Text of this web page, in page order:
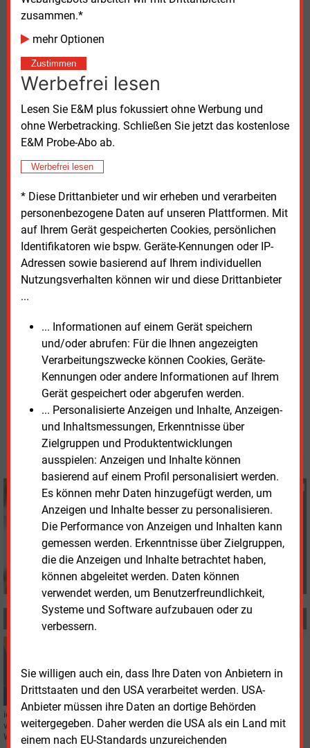
zusammen.*
mehr Optionen
Zustimmen
Werbefrei lesen
Lesen Sie E&M plus fokussiert ohne Werbung und
ohne Werbetracking. Schließen Sie jetzt das kostenlose
E&M Probe-Abo ab.
Werbefrei lesen
* Diese Drittanbieter und wir erheben und verarbeiten
personenbezogene Daten auf unseren Plattformen. Mit
auf Ihrem Gerät gespeicherten Cookies, persönlichen
Identifikatoren wie bspw. Geräte-Kennungen oder IP-
Adressen sowie basierend auf Ihrem individuellen
Nutzungsverhalten können wir und diese Drittanbieter
...
... Informationen auf einem Gerät speichern
und/oder abrufen: Für die Ihnen angezeigten
Verarbeitungszwecke können Cookies, Geräte-
Kennungen oder andere Informationen auf Ihrem
Gerät gespeichert oder abgerufen werden.
... Personalisierte Anzeigen und Inhalte, Anzeigen-
und Inhaltsmessungen, Erkenntnisse über
Zielgruppen und Produktentwicklungen
ausspielen: Anzeigen und Inhalte können
basierend auf einem Profil personalisiert werden.
Es können mehr Daten hinzugefügt werden, um
Anzeigen und Inhalte besser zu personalisieren.
Die Performance von Anzeigen und Inhalten kann
gemessen werden. Erkenntnisse über Zielgruppen,
die die Anzeigen und Inhalte betrachtet haben,
können abgeleitet werden. Daten können
verwendet werden, um Benutzerfreundlichkeit,
Systeme und Software aufzubauen oder zu
verbessern.
Sie willigen auch ein, dass Ihre Daten von Anbietern in
Drittstaaten und den USA verarbeitet werden. USA-
Anbieter müssen ihre Daten an dortige Behörden
weitergegeben. Daher werden die USA als ein Land mit
einem nach EU-Standards unzureichenden
mit niederspannungsseitiger Versorgung ein. Die
Höhe der Netzentgelte hängt laut Verband nicht nur
sondern auch von Kosten für Messung und
Abrechnung. Besonders bei kleineren Bezugsmengen
hätten diese Kosten einen deutlichen Einfluss auf den
Durchschnittspreis.
Hintergrund der Netzentgelte. Grundlage sei das seit
dem sämtliche Netzentgelte von den zuständigen
Regulierungsbehörden genehmigt werden müssen.
Ziel sei ein diskriminierungsfreier und
kostengünstiger Zugang zu den Stromnetzen als
Voraussetzung für Wettbewerb im Energiemarkt.
Nach Angaben des VEA ist bei der Berechnung der
aufgetretene Leistung für die Abrechnung
maßgeblich.
Dienstag, 19.05.2026, 16:17 Uhr
Susanne Harmsen
© 2026 Energie & Management GmbH
Susanne Harmsen
+49 (0) 151 28207503
s.harmsen@energie-
und-management.de
Erhöhter Netzreserve-Bedarf für Strom bestätigt
ie Bundesnetzagentur hat einen Gesamtbedarf an Netzreserve-Kraftwerken
von 7.400 MW für den Winter 2026/2027 bestätigt. Im vorhergehenden
Winterhalbjahr lag er fast 1.000 MW niedriger.